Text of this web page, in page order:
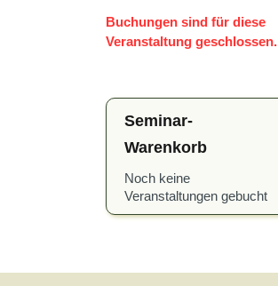
Buchungen sind für diese
Veranstaltung geschlossen.
Seminar-
Warenkorb
Noch keine
Veranstaltungen gebucht